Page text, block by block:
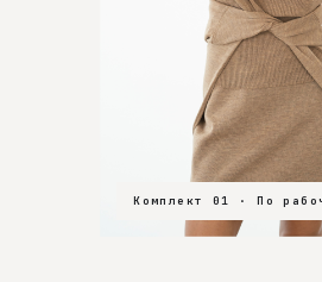
Комплект 01 · По
Комплект 02 · В зал
Комплект 03 · На